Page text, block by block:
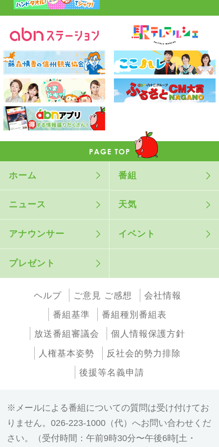
ホーム 番組
ニュース 天気
アナウンサー イベント
プレゼント
ヘルプ ご意見 ご感想
会社情報
番組基準
番組種別番組表
放送番組審議会
個人情報保護方針
人権基本姿勢
反社会的勢力排除
後援等名義申請
メールによる番組についての質問は受け付けてお
りません。026-223-1000（代）へお問い合わせくだ
さい。（受付時間：午前9時30分〜午後6時[土・